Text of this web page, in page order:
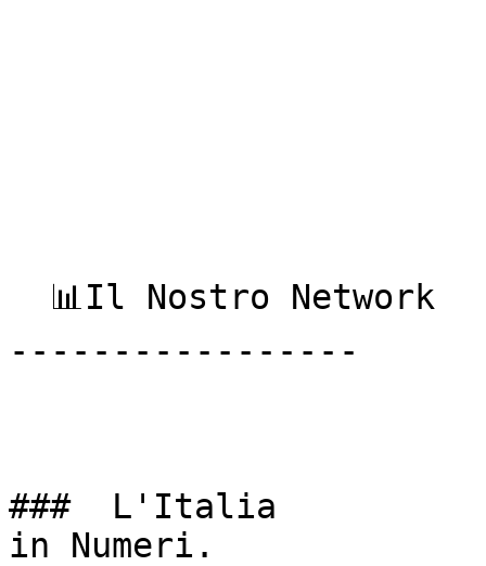
-----------------
###  L'Italia
in Numeri.